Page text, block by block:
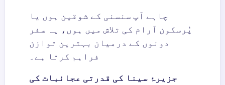
چاہے آپ سنسنی کے شوقین ہوں یا
پُرسکون آرام کی تلاش میں ہوں، یہ سفر
دونوں کے درمیان بہترین توازن
فراہم کرتا ہے۔
جزیرۂ سینا کی قدرتی عجائبات کی